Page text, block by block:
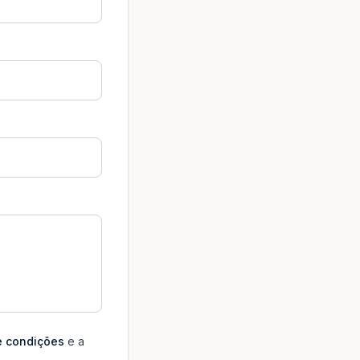
condições e a